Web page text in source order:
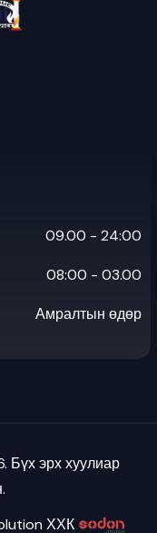
09.00 - 24:00
08:00 - 03.00
Амралтын өдөр
эрх хуулиар
ХХК